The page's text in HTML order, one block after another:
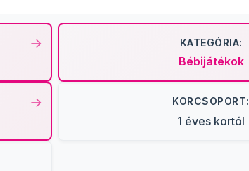
KATEGÓRIA:
Bébijátékok
KORCSOPORT:
1 éves kortól